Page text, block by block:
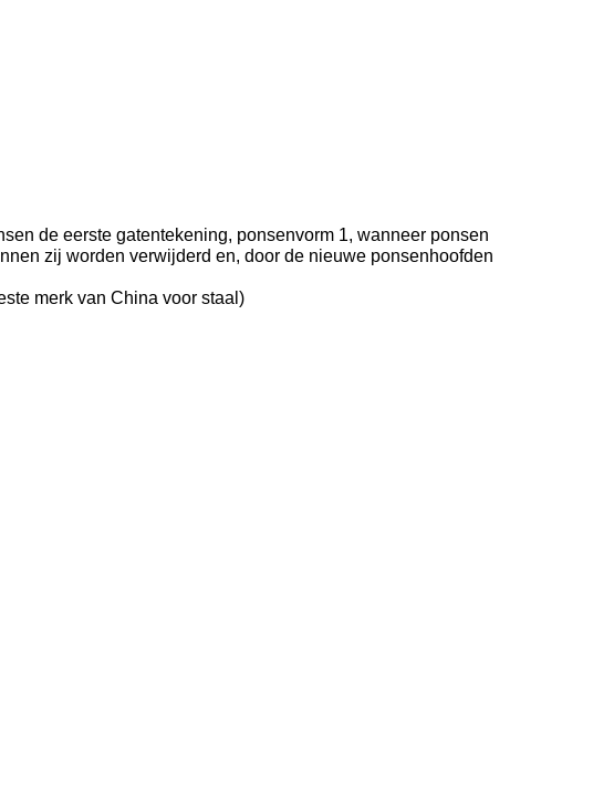
de eerste gatentekening, ponsenvorm 1, wanneer ponsen
zij worden verwijderd en, door de nieuwe ponsenhoofden
merk van China voor staal)